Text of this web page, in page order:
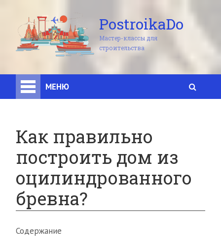
PostroikaDo
Мастер-классы для
строительства
МЕНЮ
Как правильно
построить дом из
оцилиндрованного
бревна?
Содержание